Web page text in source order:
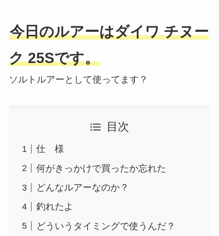
今日のルアーはダイワ チヌー
ク 25Sです。
ソルトルアーとして使ってます？
目次
仕 様
何がきっかけで買ったか忘れた
どんなルアーなのか？
釣れたよ
どういうタイミングで使うんだ？